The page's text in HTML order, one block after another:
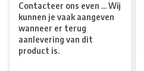
Contacteer ons even ... Wij
kunnen je vaak aangeven
wanneer er terug
aanlevering van dit
product is.